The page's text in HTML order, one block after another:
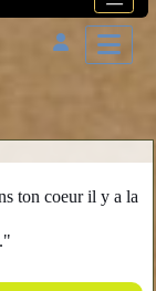
ton coeur il y a la